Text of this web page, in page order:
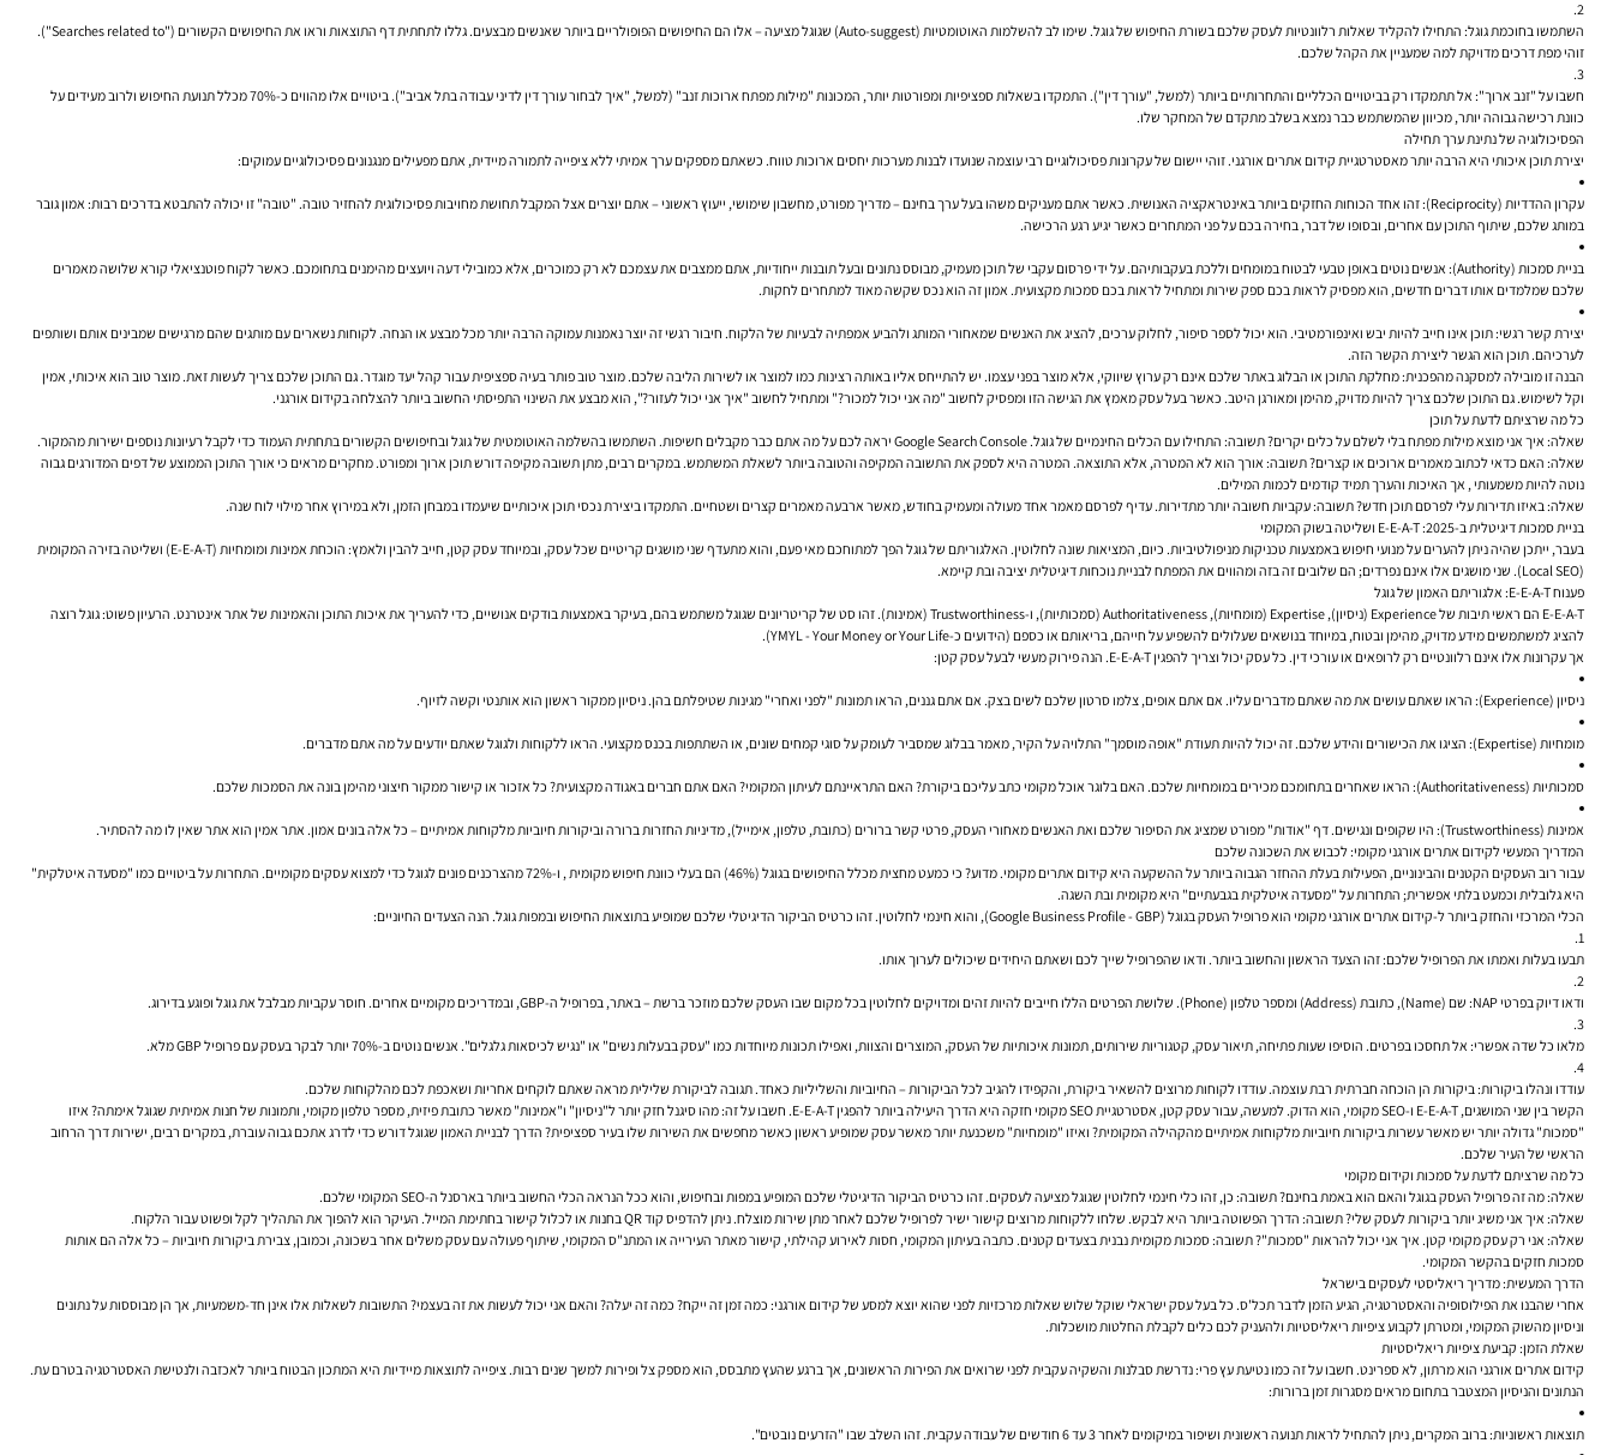
השתמשו בחוכמת גוגל:
התחילו להקליד שאלות רלוונטיות לעסק שלכם בשורת החיפוש של גוגל. שימו לב להשלמות האוטומטיות (Auto-suggest) שגוגל מציעה – אלו הם החיפושים הפופולריים ביותר שאנשים מבצעים. גללו לתחתית דף התוצאות וראו את החיפושים הקשורים ("Searches related to").
זוהי מפת דרכים מדויקת למה שמעניין את הקהל שלכם.
חשבו על "זנב ארוך":
אל תתמקדו רק בביטויים הכלליים והתחרותיים ביותר (למשל, "עורך דין"). התמקדו בשאלות ספציפיות ומפורטות יותר, המכונות "מילות מפתח ארוכות זנב" (למשל, "איך לבחור עורך דין לדיני עבודה בתל אביב"). ביטויים אלו מהווים כ-70% מכלל תנועת החיפוש ולרוב מעידים על
כוונת רכישה גבוהה יותר, מכיוון שהמשתמש כבר נמצא בשלב מתקדם של המחקר שלו.
הפסיכולוגיה של נתינת ערך תחילה
יצירת תוכן איכותי היא הרבה יותר מאסטרטגיית קידום אתרים אורגני. זוהי יישום של עקרונות פסיכולוגיים רבי עוצמה שנועדו לבנות מערכות יחסים ארוכות טווח. כשאתם מספקים ערך אמיתי ללא ציפייה לתמורה מיידית, אתם מפעילים מנגנונים פסיכולוגיים עמוקים:
עקרון ההדדיות (Reciprocity):
זהו אחד הכוחות החזקים ביותר באינטראקציה האנושית. כאשר אתם מעניקים משהו בעל ערך בחינם – מדריך מפורט, מחשבון שימושי, ייעוץ ראשוני – אתם יוצרים אצל המקבל תחושת מחויבות פסיכולוגית להחזיר טובה. "טובה" זו יכולה להתבטא בדרכים רבות: אמון גובר
במותג שלכם, שיתוף התוכן עם אחרים, ובסופו של דבר, בחירה בכם על פני המתחרים כאשר יגיע רגע הרכישה.
בניית סמכות (Authority):
אנשים נוטים באופן טבעי לבטוח במומחים וללכת בעקבותיהם. על ידי פרסום עקבי של תוכן מעמיק, מבוסס נתונים ובעל תובנות ייחודיות, אתם ממצבים את עצמכם לא רק כמוכרים, אלא כמובילי דעה ויועצים מהימנים בתחומכם. כאשר לקוח פוטנציאלי קורא שלושה מאמרים
שלכם שמלמדים אותו דברים חדשים, הוא מפסיק לראות בכם ספק שירות ומתחיל לראות בכם סמכות מקצועית. אמון זה הוא נכס שקשה מאוד למתחרים לחקות.
יצירת קשר רגשי:תוכן אינו חייב להיות יבש ואינפורמטיבי. הוא יכול לספר סיפור, לחלוק ערכים, להציג את האנשים שמאחורי המותג ולהביע אמפתיה לבעיות של הלקוח. חיבור רגשי זה יוצר נאמנות עמוקה הרבה יותר מכל מבצע או הנחה. לקוחות נשארים עם מותגים שהם מרגישים שמבינים אותם ושותפים
לערכיהם. תוכן הוא הגשר ליצירת הקשר הזה.
הבנה זו מובילה למסקנה מהפכנית: מחלקת התוכן או הבלוג באתר שלכם אינם רק ערוץ שיווקי, אלאמוצר בפני עצמו. יש להתייחס אליו באותה רצינות כמו למוצר או לשירות הליבה שלכם. מוצר טוב פותר בעיה ספציפית עבור קהל יעד מוגדר. גם התוכן שלכם צריך לעשות זאת. מוצר טוב הוא איכותי, אמין
וקל לשימוש. גם התוכן שלכם צריך להיות מדויק, מהימן ומאורגן היטב. כאשר בעל עסק מאמץ את הגישה הזו ומפסיק לחשוב "מה אני יכול למכור?" ומתחיל לחשוב "איך אני יכול לעזור?", הוא מבצע את השינוי התפיסתי החשוב ביותר להצלחה בקידום אורגני.
כל מה שרציתם לדעת על תוכן
שאלה: איך אני מוצא מילות מפתח בלי לשלם על כלים יקרים?תשובה: התחילו עם הכלים החינמיים של גוגל. Google Search Console יראה לכם על מה אתם כבר מקבלים חשיפות. השתמשו בהשלמה האוטומטית של גוגל ובחיפושים הקשורים בתחתית העמוד כדי לקבל רעיונות נוספים ישירות מהמקור.
שאלה: האם כדאי לכתוב מאמרים ארוכים או קצרים?תשובה: אורך הוא לא המטרה, אלא התוצאה. המטרה היא לספק את התשובה המקיפה והטובה ביותר לשאלת המשתמש. במקרים רבים, מתן תשובה מקיפה דורש תוכן ארוך ומפורט. מחקרים מראים כי אורך התוכן הממוצע של דפים המדורגים גבוה
נוטה להיות משמעותי , אך האיכות והערך תמיד קודמים לכמות המילים.
שאלה: באיזו תדירות עלי לפרסם תוכן חדש?תשובה:עקביות חשובה יותר מתדירות. עדיף לפרסם מאמר אחד מעולה ומעמיק בחודש, מאשר ארבעה מאמרים קצרים ושטחיים. התמקדו ביצירת נכסי תוכן איכותיים שיעמדו במבחן הזמן, ולא במירוץ אחר מילוי לוח שנה.
בניית סמכות דיגיטלית ב-2025: E-E-A-T ושליטה בשוק המקומי
בעבר, ייתכן שהיה ניתן להערים על מנועי חיפוש באמצעות טכניקות מניפולטיביות. כיום, המציאות שונה לחלוטין. האלגוריתם של גוגל הפך למתוחכם מאי פעם, והוא מתעדף שני מושגים קריטיים שכל עסק, ובמיוחד עסק קטן, חייב להבין ולאמץ: הוכחת אמינות ומומחיות (E-E-A-T) ושליטה בזירה המקומית
(Local SEO). שני מושגים אלו אינם נפרדים; הם שלובים זה בזה ומהווים את המפתח לבניית נוכחות דיגיטלית יציבה ובת קיימא.
פענוח E-E-A-T: אלגוריתם האמון של גוגל
E-E-A-T הם ראשי תיבות של Experience (ניסיון), Expertise (מומחיות), Authoritativeness (סמכותיות), ו-Trustworthiness (אמינות). זהו סט של קריטריונים שגוגל משתמש בהם, בעיקר באמצעות בודקים אנושיים, כדי להעריך את איכות התוכן והאמינות של אתר אינטרנט. הרעיון פשוט: גוגל רוצה
להציג למשתמשים מידע מדויק, מהימן ובטוח, במיוחד בנושאים שעלולים להשפיע על חייהם, בריאותם או כספם (הידועים כ-YMYL - Your Money or Your Life).
אך עקרונות אלו אינם רלוונטיים רק לרופאים או עורכי דין. כל עסק יכול וצריך להפגין E-E-A-T. הנה פירוק מעשי לבעל עסק קטן:
ניסיון (Experience): הראו שאתם עושים את מה שאתם מדברים עליו. אם אתם אופים, צלמו סרטון שלכם לשים בצק. אם אתם גננים, הראו תמונות "לפני ואחרי" מגינות שטיפלתם בהן. ניסיון ממקור ראשון הוא אותנטי וקשה לזיוף.
מומחיות (Expertise): הציגו את הכישורים והידע שלכם. זה יכול להיות תעודת "אופה מוסמך" התלויה על הקיר, מאמר בבלוג שמסביר לעומק על סוגי קמחים שונים, או השתתפות בכנס מקצועי. הראו ללקוחות ולגוגל שאתם יודעים על מה אתם מדברים.
סמכותיות (Authoritativeness): הראו שאחרים בתחומכם מכירים במומחיות שלכם. האם בלוגר אוכל מקומי כתב עליכם ביקורת? האם התראיינתם לעיתון המקומי? האם אתם חברים באגודה מקצועית? כל אזכור או קישור ממקור חיצוני מהימן בונה את הסמכות שלכם.
אמינות (Trustworthiness):
היו שקופים ונגישים. דף "אודות" מפורט שמציג את הסיפור שלכם ואת האנשים מאחורי העסק, פרטי קשר ברורים (כתובת, טלפון, אימייל), מדיניות החזרות ברורה וביקורות חיוביות מלקוחות אמיתיים – כל אלה בונים אמון. אתר אמין הוא אתר שאין לו מה להסתיר.
המדריך המעשי לקידום אתרים אורגני מקומי: לכבוש את השכונה שלכם
עבור רוב העסקים הקטנים והבינוניים, הפעילות בעלת ההחזר הגבוה ביותר על ההשקעה היא קידום אתרים מקומי. מדוע? כי כמעט מחצית מכלל החיפושים בגוגל (46%) הם בעלי כוונת חיפוש מקומית , ו-72% מהצרכנים פונים לגוגל כדי למצוא עסקים מקומיים. התחרות על ביטויים כמו "מסעדה איטלקית"
היא גלובלית וכמעט בלתי אפשרית; התחרות על "מסעדה איטלקית בגבעתיים" היא מקומית ובת השגה.
הכלי המרכזי והחזק ביותר ל-קידום אתרים אורגני מקומי הואפרופיל העסק בגוגל (Google Business Profile - GBP) , והוא חינמי לחלוטין. זהו כרטיס הביקור הדיגיטלי שלכם שמופיע בתוצאות החיפוש ובמפות גוגל. הנה הצעדים החיוניים:
תבעו בעלות ואמתו את הפרופיל שלכם:זהו הצעד הראשון והחשוב ביותר. ודאו שהפרופיל שייך לכם ושאתם היחידים שיכולים לערוך אותו.
ודאו דיוק בפרטי NAP: שם (Name), כתובת (Address) ומספר טלפון (Phone). שלושת הפרטים הללו חייבים להיות זהים ומדויקים לחלוטין בכל מקום שבו העסק שלכם מוזכר ברשת – באתר, בפרופיל ה-GBP, ובמדריכים מקומיים אחרים. חוסר עקביות מבלבל את גוגל ופוגע בדירוג.
מלאו כל שדה אפשרי: אל תחסכו בפרטים. הוסיפו שעות פתיחה, תיאור עסק, קטגוריות שירותים, תמונות איכותיות של העסק, המוצרים והצוות, ואפילו תכונות מיוחדות כמו "עסק בבעלות נשים" או "נגיש לכיסאות גלגלים". אנשים נוטים ב-70% יותר לבקר בעסק עם פרופיל GBP מלא.
עודדו ונהלו ביקורות:ביקורות הן הוכחה חברתית רבת עוצמה. עודדו לקוחות מרוצים להשאיר ביקורת, והקפידו להגיב לכל הביקורות – החיוביות והשליליות כאחד. תגובה לביקורת שלילית מראה שאתם לוקחים אחריות ושאכפת לכם מהלקוחות שלכם.
הקשר בין שני המושגים, E-E-A-T ו-SEO מקומי, הוא הדוק. למעשה, עבור עסק קטן, אסטרטגיית SEO מקומי חזקה היא הדרך היעילה ביותר להפגין E-E-A-T. חשבו על זה: מהו סיגנל חזק יותר ל"ניסיון" ו"אמינות" מאשר כתובת פיזית, מספר טלפון מקומי, ותמונות של חנות אמיתית שגוגל אימתה? איזו
"סמכות" גדולה יותר יש מאשר עשרות ביקורות חיוביות מלקוחות אמיתיים מהקהילה המקומית? ואיזו "מומחיות" משכנעת יותר מאשר עסק שמופיע ראשון כאשר מחפשים את השירות שלו בעיר ספציפית? הדרך לבניית האמון שגוגל דורש כדי לדרג אתכם גבוה עוברת, במקרים רבים, ישירות דרך הרחוב
הראשי של העיר שלכם.
כל מה שרציתם לדעת על סמכות וקידום מקומי
שאלה: מה זה פרופיל העסק בגוגל והאם הוא באמת בחינם?תשובה: כן, זהו כלי חינמי לחלוטין שגוגל מציעה לעסקים. זהו כרטיס הביקור הדיגיטלי שלכם המופיע במפות ובחיפוש, והוא ככל הנראה הכלי החשוב ביותר בארסנל ה-SEO המקומי שלכם.
שאלה: איך אני משיג יותר ביקורות לעסק שלי?תשובה: הדרך הפשוטה ביותר היא לבקש. שלחו ללקוחות מרוצים קישור ישיר לפרופיל שלכם לאחר מתן שירות מוצלח. ניתן להדפיס קוד QR בחנות או לכלול קישור בחתימת המייל. העיקר הוא להפוך את התהליך לקל ופשוט עבור הלקוח.
שאלה: אני רק עסק מקומי קטן. איך אני יכול להראות "סמכות"?תשובה:סמכות מקומית נבנית בצעדים קטנים. כתבה בעיתון המקומי, חסות לאירוע קהילתי, קישור מאתר העירייה או המתנ"ס המקומי, שיתוף פעולה עם עסק משלים אחר בשכונה, וכמובן, צבירת ביקורות חיוביות – כל אלה הם אותות
סמכות חזקים בהקשר המקומי.
הדרך המעשית: מדריך ריאליסטי לעסקים בישראל
אחרי שהבנו את הפילוסופיה והאסטרטגיה, הגיע הזמן לדבר תכל'ס. כל בעל עסק ישראלי שוקל שלוש שאלות מרכזיות לפני שהוא יוצא למסע של קידום אורגני: כמה זמן זה ייקח? כמה זה יעלה? והאם אני יכול לעשות את זה בעצמי? התשובות לשאלות אלו אינן חד-משמעיות, אך הן מבוססות על נתונים
וניסיון מהשוק המקומי, ומטרתן לקבוע ציפיות ריאליסטיות ולהעניק לכם כלים לקבלת החלטות מושכלות.
שאלת הזמן: קביעת ציפיות ריאליסטיות
קידום אתרים אורגני הוא מרתון, לא ספרינט. חשבו על זה כמו נטיעת עץ פרי: נדרשת סבלנות והשקיה עקבית לפני שרואים את הפירות הראשונים, אך ברגע שהעץ מתבסס, הוא מספק צל ופירות למשך שנים רבות. ציפייה לתוצאות מיידיות היא המתכון הבטוח ביותר לאכזבה ולנטישת האסטרטגיה בטרם עת.
הנתונים והניסיון המצטבר בתחום מראים מסגרות זמן ברורות:
תוצאות ראשוניות:ברוב המקרים, ניתן להתחיל לראות תנועה ראשונית ושיפור במיקומים לאחר 3 עד 6 חודשים של עבודה עקבית. זהו השלב שבו "הזרעים נובטים".